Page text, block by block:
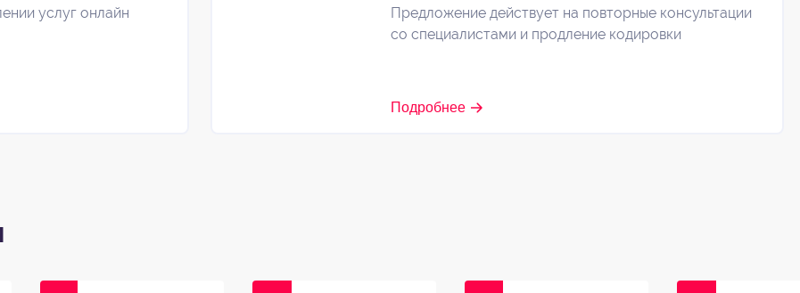
услуг онлайн
Предложение действует на повторные консультации
со специалистами и продление кодировки
Подробнее